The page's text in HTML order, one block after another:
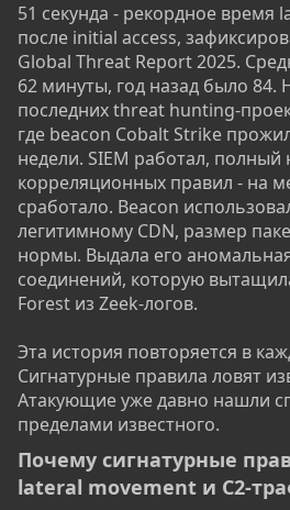
51 секунда - рекордное время
после initial access,
Global Threat Report 2025.
62 минуты, год назад было 84.
последних threat hunting-
где beacon Cobalt Strike
недели. SIEM работал, полный
корреляционных правил - на
сработало. Beacon
легитимному CDN, размер
нормы. Выдала его
соединений, которую
Forest из Zeek-логов.
Эта история повторяется в
Сигнатурные правила ловят
Атакующие уже давно нашли
пределами известного.
Почему сигнатурные
lateral movement и C2-